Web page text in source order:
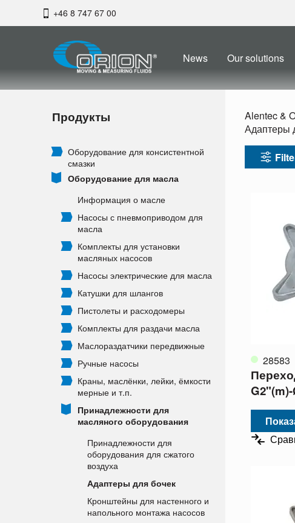
+46 8 747 67 00
News Our solutions
Продукты
Оборудование для консистентной
смазки
Оборудование для масла
Информация о масле
Насосы с пневмоприводом для
масла
Комплекты для установки
масляных насосов
Насосы электрические для масла
Катушки для шлангов
Пистолеты и расходомеры
Комплекты для раздачи масла
Маслораздатчики передвижные
Ручные насосы
Краны, маслёнки, лейки, ёмкости
мерные и т.п.
Принадлежности для
масляного оборудования
Принадлежности для
оборудования для сжатого
воздуха
Адаптеры для бочек
Кронштейны для настенного и
напольного монтажа насосов
Alentec &
Адаптеры
28583